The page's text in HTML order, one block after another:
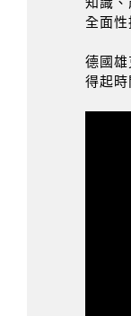
全面性
德國
得起時